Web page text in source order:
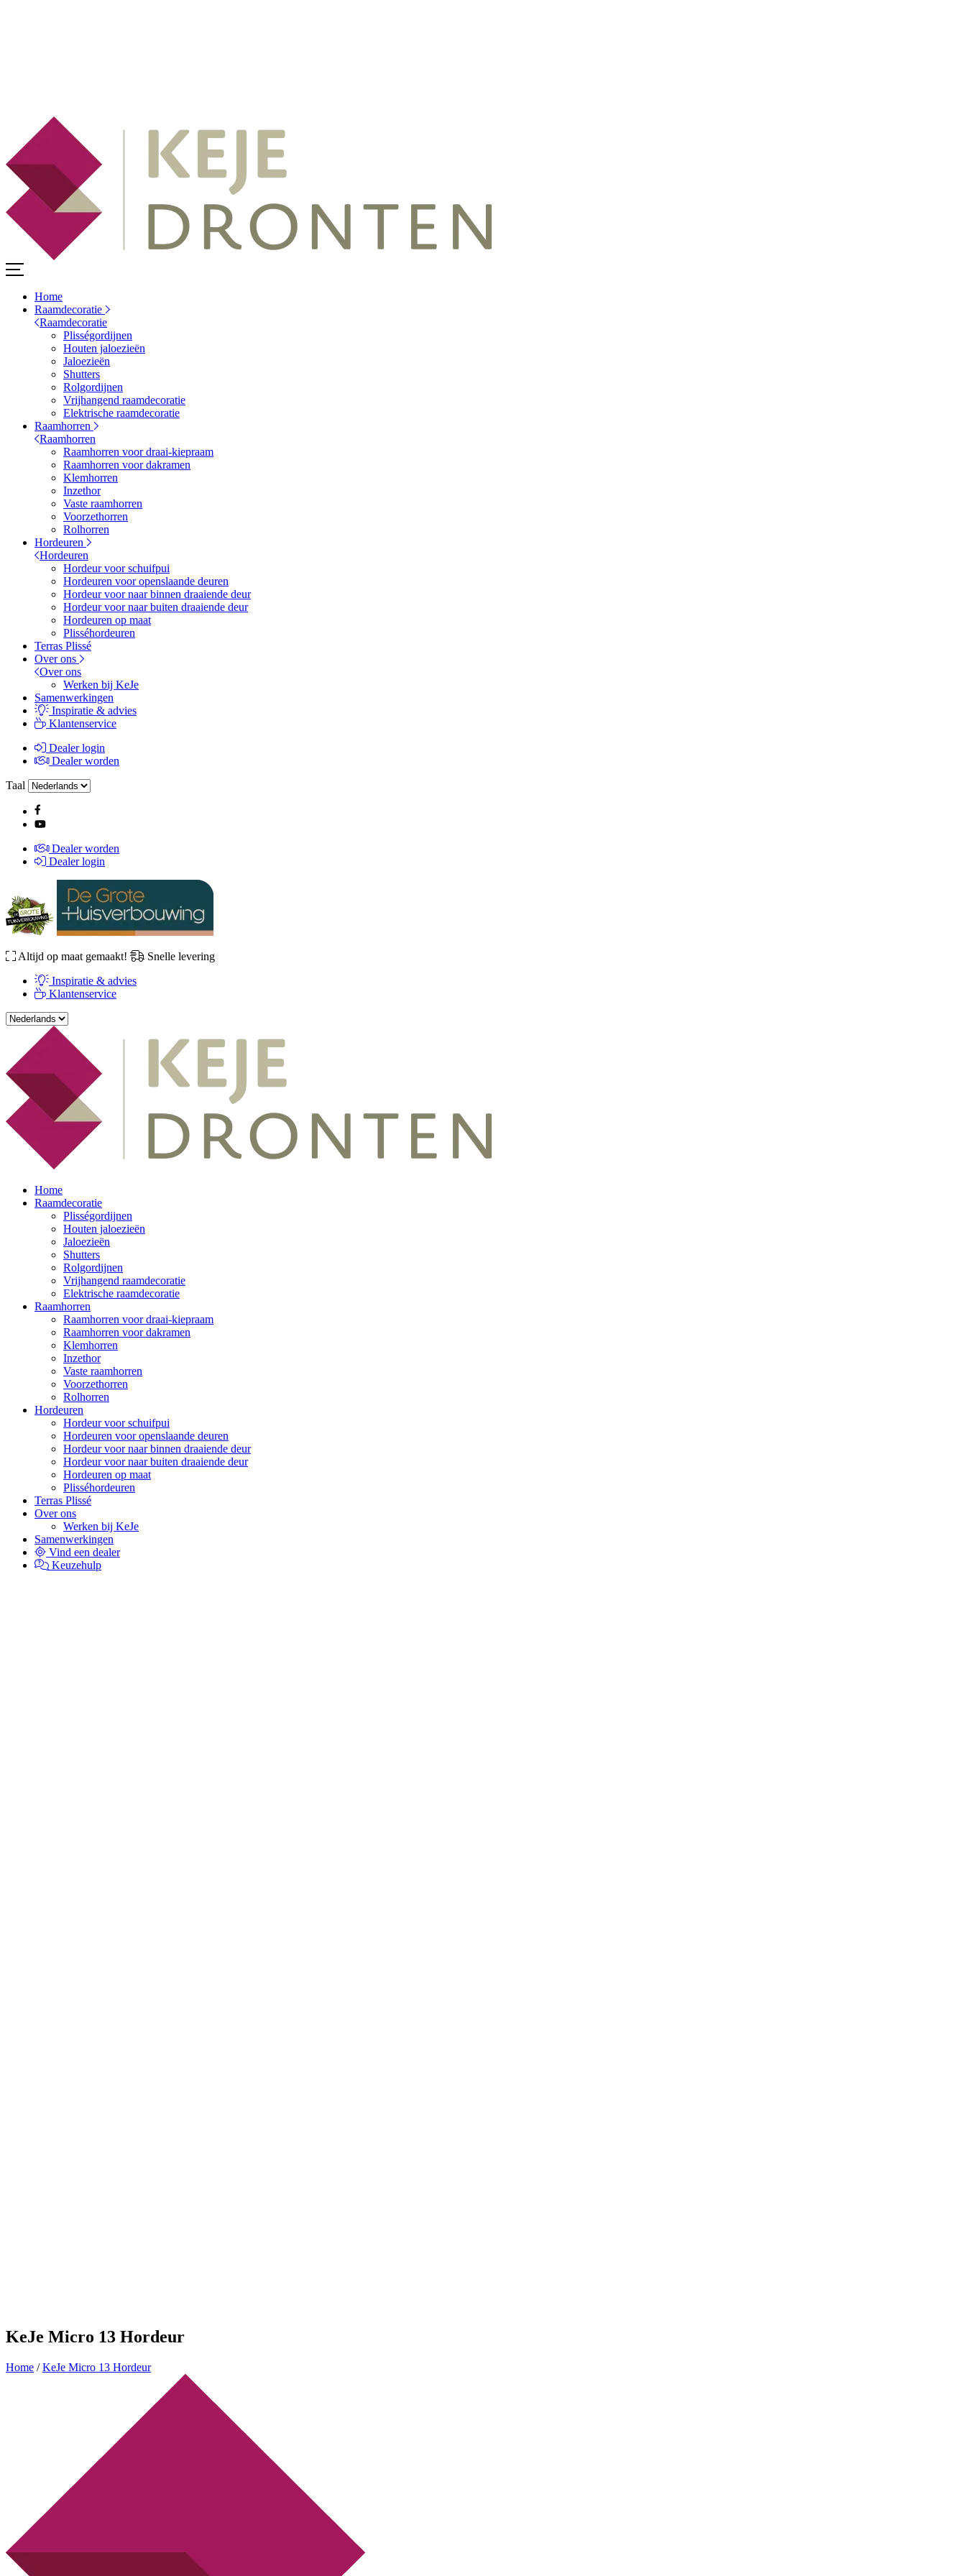
Home
Raamdecoratie
Raamdecoratie
Plisségordijnen
Houten jaloezieën
Jaloezieën
Shutters
Rolgordijnen
Vrijhangend raamdecoratie
Elektrische raamdecoratie
Raamhorren
Raamhorren
Raamhorren voor draai-kiepraam
Raamhorren voor dakramen
Klemhorren
Inzethor
Vaste raamhorren
Voorzethorren
Rolhorren
Hordeuren
Hordeuren
Hordeur voor schuifpui
Hordeuren voor openslaande deuren
Hordeur voor naar binnen draaiende deur
Hordeur voor naar buiten draaiende deur
Hordeuren op maat
Plisséhordeuren
Terras Plissé
Over ons
Over ons
Werken bij KeJe
Samenwerkingen
Inspiratie & advies
Klantenservice
Dealer login
Dealer worden
Taal
Dealer worden
Dealer login
Altijd op maat gemaakt!
Snelle levering
Inspiratie & advies
Klantenservice
Home
Raamdecoratie
Plisségordijnen
Houten jaloezieën
Jaloezieën
Shutters
Rolgordijnen
Vrijhangend raamdecoratie
Elektrische raamdecoratie
Raamhorren
Raamhorren voor draai-kiepraam
Raamhorren voor dakramen
Klemhorren
Inzethor
Vaste raamhorren
Voorzethorren
Rolhorren
Hordeuren
Hordeur voor schuifpui
Hordeuren voor openslaande deuren
Hordeur voor naar binnen draaiende deur
Hordeur voor naar buiten draaiende deur
Hordeuren op maat
Plisséhordeuren
Terras Plissé
Over ons
Werken bij KeJe
Samenwerkingen
Vind een dealer
Keuzehulp
KeJe Micro 13 Hordeur
Home / KeJe Micro 13 Hordeur